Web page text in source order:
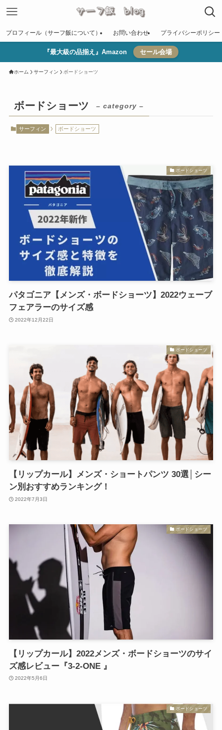
プロフィール（サーフ飯について） お問い合わせ プライバシーポリシー
『最大級の品揃え』Amazon セール会場
ホーム サーフィン ボードショーツ
ボードショーツ – category –
サーフィン ボードショーツ
ボードショーツ
パタゴニア【メンズ・ボードショーツ】2022ウェーブ
フェアラーのサイズ感
2022年12月22日
ボードショーツ
【リップカール】メンズ・ショートパンツ 30選│シー
ン別おすすめランキング！
2022年7月3日
ボードショーツ
【リップカール】2022メンズ・ボードショーツのサイ
ズ感レビュー『3-2-ONE 』
2022年5月6日
ボードショーツ